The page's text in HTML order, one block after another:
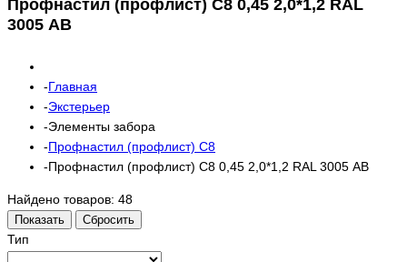
Профнастил (профлист) С8 0,45 2,0*1,2 RAL
3005 АВ
Главная
Экстерьер
Элементы забора
Профнастил (профлист) С8
Профнастил (профлист) С8 0,45 2,0*1,2 RAL 3005 АВ
Найдено товаров: 48
Показать Сбросить
Тип